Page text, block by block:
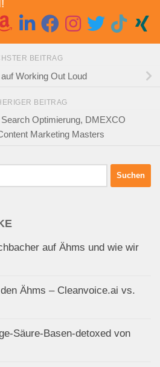
BEITRAG
Working Out Loud
BEITRAG
Optimierung, DMEXCO
Marketing Masters
auf Ähms und wie wir
Ähms – Cleanvoice.ai vs.
Säure-Basen-detoxed von